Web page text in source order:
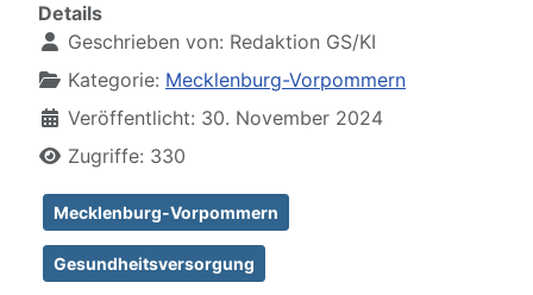
Details
Geschrieben von: Redaktion GS/KI
Kategorie: Mecklenburg-Vorpommern
Veröffentlicht: 30. November 2024
Zugriffe: 330
Mecklenburg-Vorpommern
Gesundheitsversorgung